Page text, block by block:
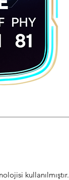
kullanılmıştır.